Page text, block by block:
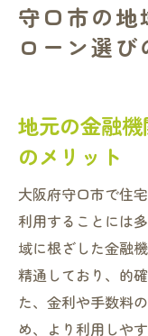
守口市の地
ローン選び
地元の金融
のメリット
大阪府守口市で住
利用することには
域に根ざした金融
精通しており、的
た、金利や手数料
め、より利用しや